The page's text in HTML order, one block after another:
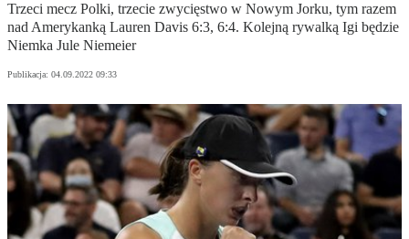
Trzeci mecz Polki, trzecie zwycięstwo w Nowym Jorku, tym razem
nad Amerykanką Lauren Davis 6:3, 6:4. Kolejną rywalką Igi będzie
Niemka Jule Niemeier
Publikacja: 04.09.2022 09:33